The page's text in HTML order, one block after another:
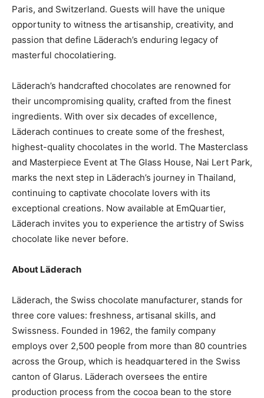
Paris, and Switzerland. Guests will have the unique
opportunity to witness the artisanship, creativity, and
passion that define Läderach’s enduring legacy of
masterful chocolatiering.
Läderach’s handcrafted chocolates are renowned for
their uncompromising quality, crafted from the finest
ingredients. With over six decades of excellence,
Läderach continues to create some of the freshest,
highest-quality chocolates in the world. The Masterclass
and Masterpiece Event at The Glass House, Nai Lert Park,
marks the next step in Läderach’s journey in Thailand,
continuing to captivate chocolate lovers with its
exceptional creations. Now available at EmQuartier,
Läderach invites you to experience the artistry of Swiss
chocolate like never before.
About Läderach
Läderach, the Swiss chocolate manufacturer, stands for
three core values: freshness, artisanal skills, and
Swissness. Founded in 1962, the family company
employs over 2,500 people from more than 80 countries
across the Group, which is headquartered in the Swiss
canton of Glarus. Läderach oversees the entire
production process from the cocoa bean to the store